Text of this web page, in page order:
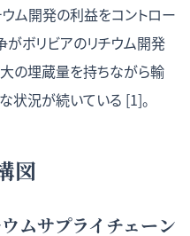
ム開発の利益をコントロー
ボリビアのリチウム開発
大の埋蔵量を持ちながら輸
状況が続いている [1]。
図
ムサプライチェーン